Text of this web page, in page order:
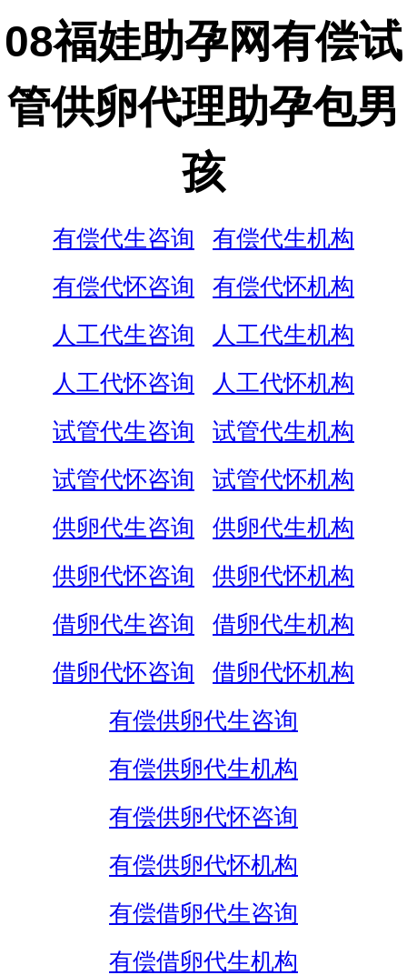
08福娃助孕网有偿试
管供卵代理助孕包男
孩
有偿代生咨询
有偿代生机构
有偿代怀咨询
有偿代怀机构
人工代生咨询
人工代生机构
人工代怀咨询
人工代怀机构
试管代生咨询
试管代生机构
试管代怀咨询
试管代怀机构
供卵代生咨询
供卵代生机构
供卵代怀咨询
供卵代怀机构
借卵代生咨询
借卵代生机构
借卵代怀咨询
借卵代怀机构
有偿供卵代生咨询
有偿供卵代生机构
有偿供卵代怀咨询
有偿供卵代怀机构
有偿借卵代生咨询
有偿借卵代生机构